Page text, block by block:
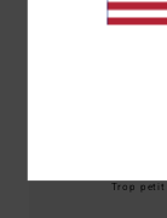
Trop petit